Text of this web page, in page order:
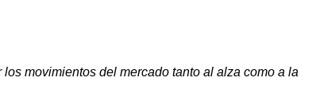
movimientos del mercado tanto al alza como a la